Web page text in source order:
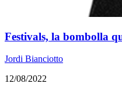
Festivals, la bombolla
Jordi Bianciotto
12/08/2022